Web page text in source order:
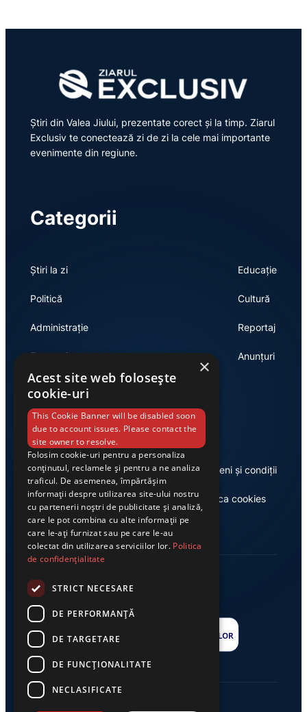
Știri din Valea Jiului, prezentate corect și la timp. Ziarul
Exclusiv te conectează zi de zi la cele mai importante
evenimente din regiune.
Categorii
Știri la zi
Politică
Administrație
Economie
Educație
Cultură
Reportaj
Anunțuri
Link-uri utile
Despre noi
Casa de editură Exclusiv
Termeni și condiții
Politica cookies
×
Acest site web folosește
cookie-uri
This Cookie Banner will be disabled soon
due to account issues. Please contact the
site owner to resolve.
Folosim cookie-uri pentru a personaliza
conținutul, reclamele și pentru a ne analiza
traficul. De asemenea, împărtășim
informații despre utilizarea site-ului nostru
cu partenerii noștri de publicitate și analiză,
care le pot combina cu alte informații pe
care le-ați furnizat sau pe care le-au
colectat din utilizarea serviciilor lor. Politica
de confidențialitate
STRICT NECESARE
DE PERFORMANȚĂ
DE TARGETARE
DE FUNCŢIONALITATE
NECLASIFICATE